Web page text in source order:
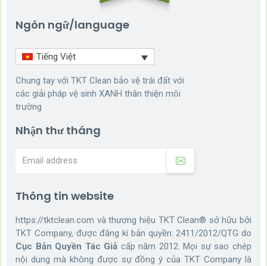
Ngôn ngữ/language
Tiếng Việt
Chung tay với TKT Clean bảo vệ trái đất với
các giải pháp vệ sinh XANH thân thiện môi
trường
Nhận thư tháng
Thông tin website
https://tktclean.com và thương hiệu TKT Clean® sở hữu bởi
TKT Company, được đăng kí bản quyền: 2411/2012/QTG do
Cục Bản Quyền Tác Giả cấp năm 2012. Mọi sự sao chép
nội dung mà không được sự đồng ý của TKT Company là